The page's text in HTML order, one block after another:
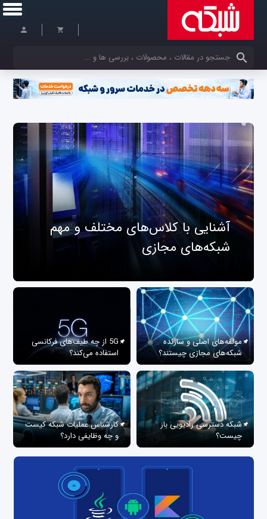
کلمات کلیدی خود را وارد کنید
آشنایی با کلاس‌های مختلف و مهم
شبکه‌های مجازی
مولفه‌های اصلی و سازنده
شبکه‌های مجازی چیستند؟
5G از چه طیف‌های فرکانسی
استفاده می‌کند؟
شبکه دسترسی رادیویی باز
چیست؟
کارشناس عملیات شبکه کیست
و چه وظایفی دارد؟